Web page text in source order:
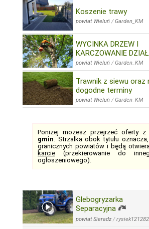
Koszenie trawy
powiat Wieluń /Garden_KM
WYCINKA DRZEW I
KARCZOWANIE
powiat Wieluń /Garden_KM
Trawnik z siewu oraz
dogodne terminy
powiat Wieluń /Garden_KM
Poniżej możesz przejrzeć oferty z
gmin. Strzałka obok tytułu
granicznych powiatów i będą
karcie (przekierowanie do
ogłoszeniowego).
Glebogryzarka
Separacyjna
powiat Sieradz /rysiek121282